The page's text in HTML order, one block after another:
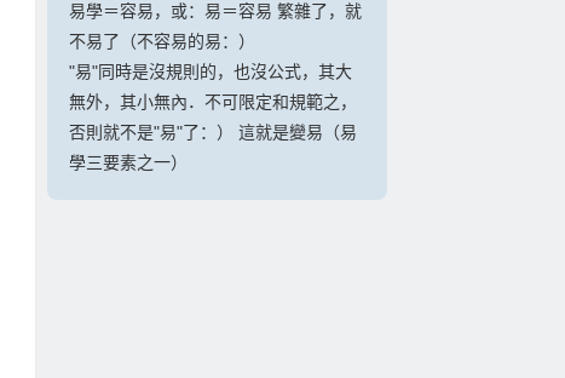
易學＝容易，或：易＝容易 繁雜了，就
不易了（不容易的易：）
"易"同時是沒規則的，也沒公式，其大
無外，其小無內．不可限定和規範之，
否則就不是"易"了：） 這就是變易（易
學三要素之一）